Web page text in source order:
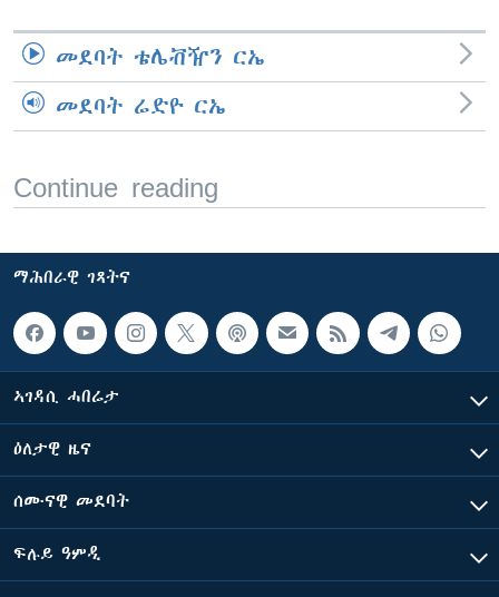
መደባት ቴሌቭዥን ርኤ
መደባት ሬድዮ ርኤ
Continue reading
ማሕበራዊ ገጻትና
ኣገዳሲ ሓበሬታ
ዕለታዊ ዜና
ሰሙናዊ መደባት
ፍሉይ ዓምዲ